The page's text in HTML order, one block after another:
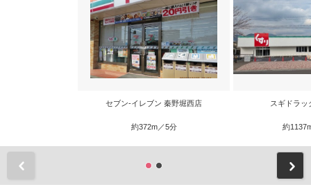
セブン-イレブン 秦野堀西店
約372m／5分
スギドラッ
約